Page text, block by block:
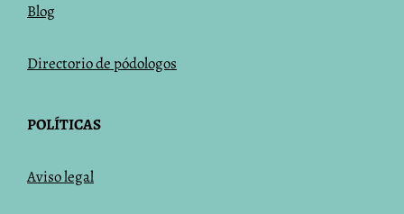
Blog
Directorio de pódologos
POLÍTICAS
Aviso legal